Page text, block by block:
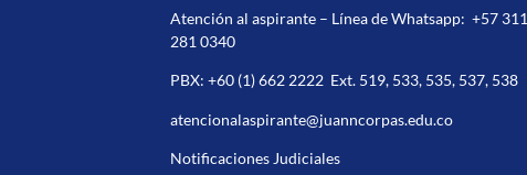
Atención al aspirante – Línea de Whatsapp:+57 311
281 0340
PBX:+60 (1) 662 2222 Ext. 519, 533, 535, 537, 538
atencionalaspirante@juanncorpas.edu.co
Notificaciones Judiciales